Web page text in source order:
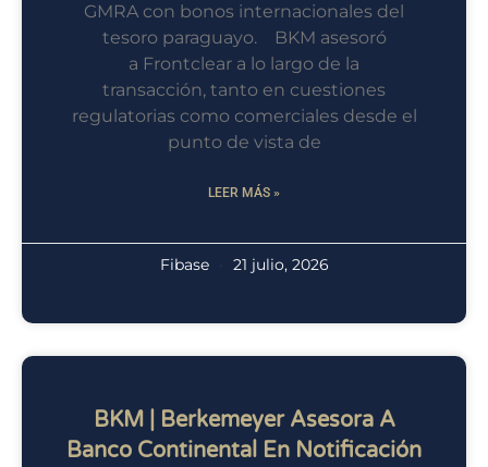
GMRA con bonos internacionales del
tesoro paraguayo. BKM asesoró
a Frontclear a lo largo de la
transacción, tanto en cuestiones
regulatorias como comerciales desde el
punto de vista de
LEER MÁS »
Fibase 21 julio, 2026
BKM | Berkemeyer Asesora A
Banco Continental En Notificación